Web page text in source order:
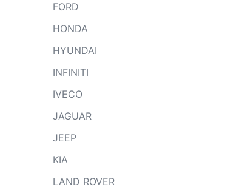
FORD
HONDA
HYUNDAI
INFINITI
IVECO
JAGUAR
JEEP
KIA
LAND ROVER